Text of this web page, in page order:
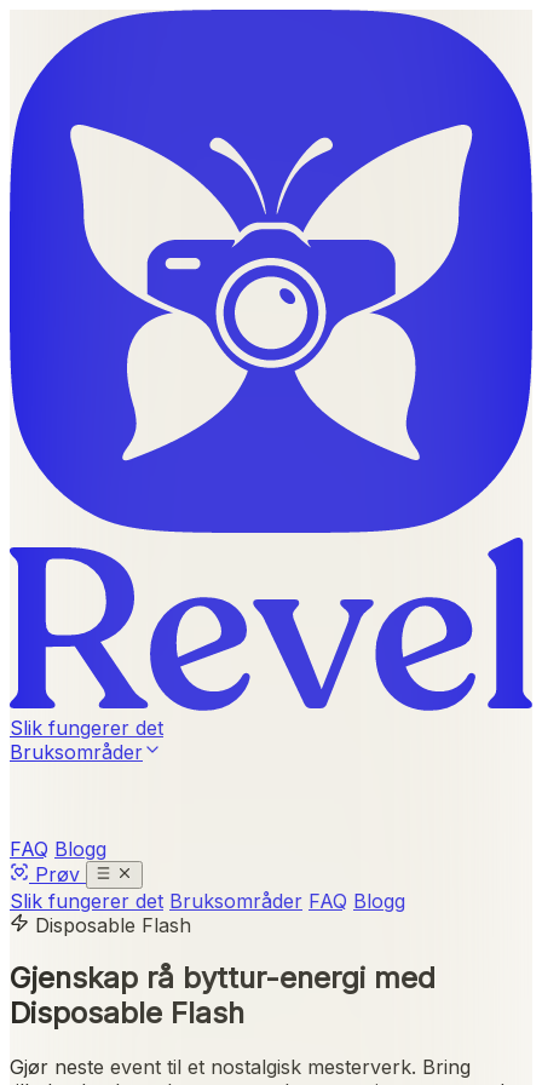
Slik fungerer det
Bruksområder
FAQ Blogg
Prøv
Slik fungerer det Bruksområder FAQ Blogg
Disposable Flash
Gjenskap rå byttur-energi med
Disposable Flash
Gjør neste event til et nostalgisk mesterverk. Bring